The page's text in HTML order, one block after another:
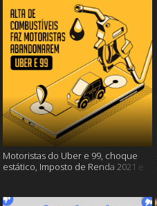
Motoristas do Uber e 99, choque
estático, Imposto de Renda 2021 e